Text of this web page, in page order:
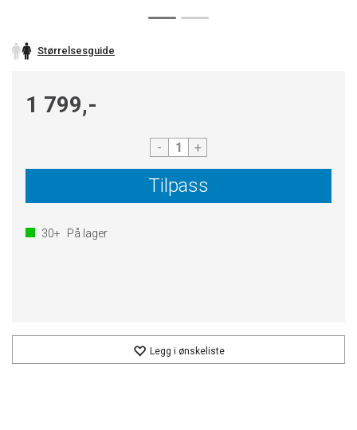
Størrelsesguide
1 799,-
- +
Tilpass
30+ På lager
Legg i ønskeliste